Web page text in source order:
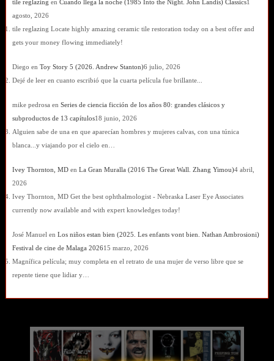
tile reglazing en Cuando llega la noche (1985 Into the Night. John Landis) Classics1
agosto, 2026
tile reglazing Locate highly amazing ceramic tile restoration today on a best offer and
gets your money flowing immediately!
Diego en Toy Story 5 (2026. Andrew Stanton)6 julio, 2026
Dejé de leer en cuanto escribió que la cuarta película fue brillante...
mike pedrosa en Series de ciencia ficción de los años 80: grandes clásicos y
subproductos de 13 capítulos18 junio, 2026
Alguien sabe de una en que aparecían hombres y mujeres calvas, con una túnica
blanca...y viajando por el cielo en…
Ivey Thornton, MDen La Gran Muralla (2016 The Great Wall. Zhang Yimou)4 abril,
2026
Ivey Thornton, MD Get the best ophthalmologist - Nebraska Laser Eye Associates
currently now available and with expert knowledges today!
José Manuel en Los niños estan bien (2025. Les enfants vont bien. Nathan Ambrosioni)
Festival de cine de Malaga 202615 marzo, 2026
Magnífica película; muy completa en el retrato de una mujer de verso libre que se
repente tiene que lidiar y…